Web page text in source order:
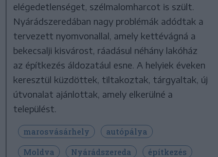
elégedetlenséget, szélmalomharcot is szült.
Nyárádszeredában nagy problémák adódtak a
tervezett nyomvonallal, amely kettévágná a
bekecsalji kisvárost, ráadásul néhány lakóház
az építkezés áldozatául esne. A helyiek éveken
keresztül küzdöttek, tiltakoztak, tárgyaltak, új
útvonalat ajánlottak, amely elkerülné a
települést.
marosvásárhely
autópálya
Moldva
Nyárádszereda
építkezés